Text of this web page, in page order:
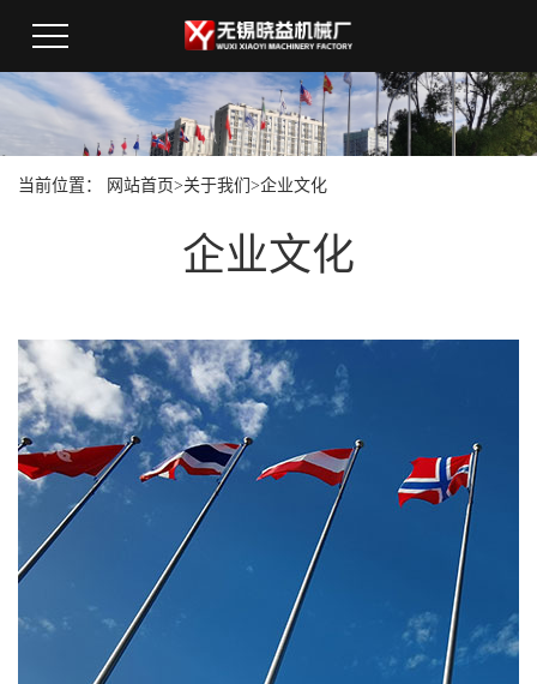
当前位置： 网站首页>关于我们 >企业文化
企业文化